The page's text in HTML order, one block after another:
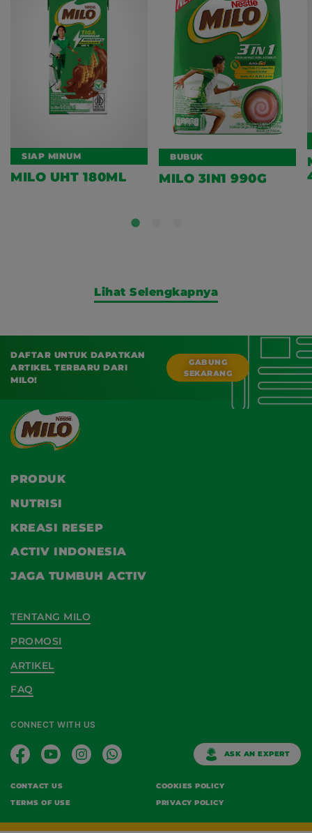
SIAP MINUM
MILO UHT 180ML
BUBUK
MILO 3IN1 990G
Lihat Selengkapnya
DAFTAR UNTUK DAPATKAN
ARTIKEL TERBARU DARI
MILO!
GABUNG
SEKARANG
PRODUK
NUTRISI
KREASI RESEP
ACTIV INDONESIA
JAGA TUMBUH ACTIV
TENTANG MILO
PROMOSI
ARTIKEL
FAQ
CONNECT WITH US
ASK AN EXPERT
CONTACT US
COOKIES POLICY
TERMS OF USE
PRIVACY POLICY